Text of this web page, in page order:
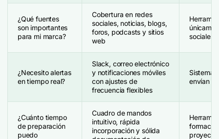
¿Qué fuentes
son importantes
para mi marca?
Cobertura en redes
sociales, noticias, blogs,
foros, podcasts y sitios
web
sociales
¿Necesito alertas
en tiempo real?
Slack, correo electrónico
y notificaciones móviles
con ajustes de
frecuencia flexibles
envían
¿Cuánto tiempo
de preparación
puedo
Cuadro de mandos
intuitivo, rápida
incorporación y sólida
proyecto